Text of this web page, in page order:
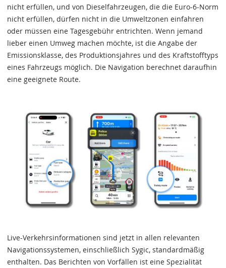
nicht erfüllen, und von Dieselfahrzeugen, die die Euro-6-Norm
nicht erfüllen, dürfen nicht in die Umweltzonen einfahren
oder müssen eine Tagesgebühr entrichten. Wenn jemand
lieber einen Umweg machen möchte, ist die Angabe der
Emissionsklasse, des Produktionsjahres und des Kraftstofftyps
eines Fahrzeugs möglich. Die Navigation berechnet daraufhin
eine geeignete Route.
Live-Verkehrsinformationen sind jetzt in allen relevanten
Navigationssystemen, einschließlich Sygic, standardmäßig
enthalten. Das Berichten von Vorfällen ist eine Spezialität